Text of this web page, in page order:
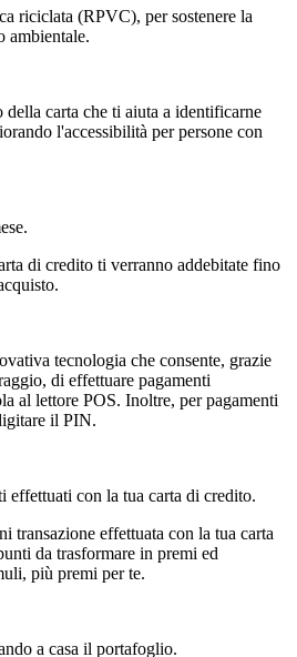
riciclata (RPVC), per sostenere la
ambientale.
carta che ti aiuta a identificarne
l'accessibilità per persone con
di credito ti verranno addebitate fino
tecnologia che consente, grazie
di effettuare pagamenti
al lettore POS. Inoltre, per pagamenti
il PIN.
con la tua carta di credito.
transazione effettuata con la tua carta
da trasformare in premi ed
più premi per te.
a casa il portafoglio.